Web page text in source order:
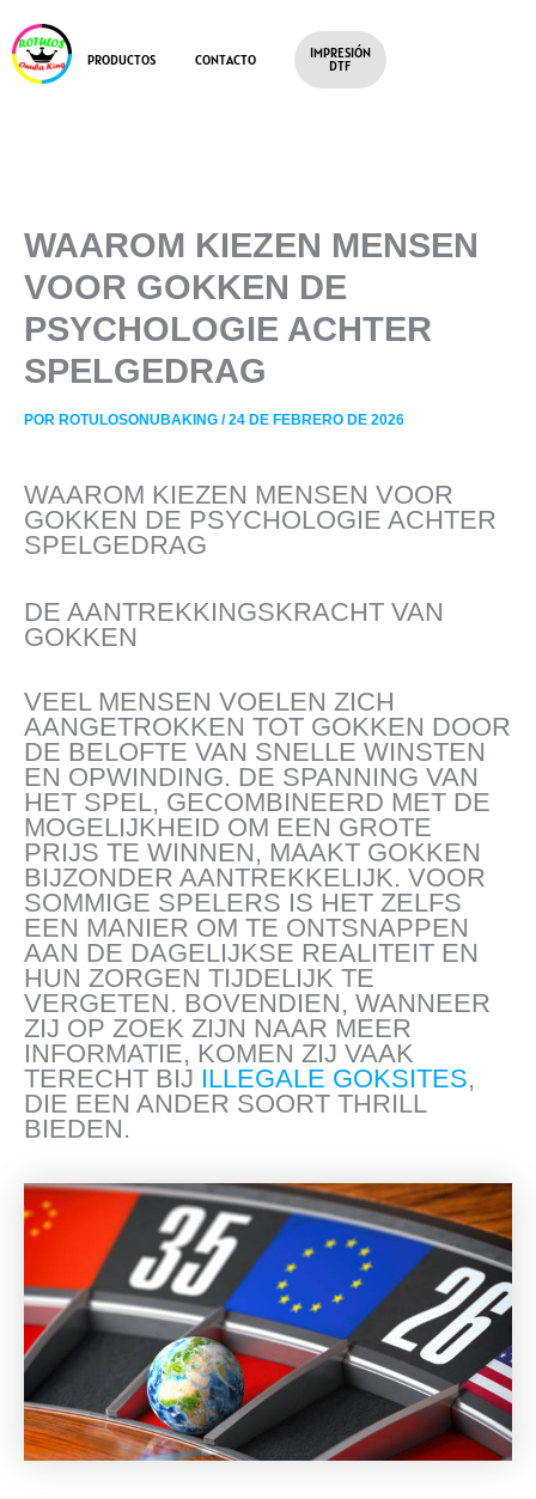
AL
CONTENIDO
PRODUCTOS CONTACTO IMPRESIÓN
DTF
WAAROM KIEZEN MENSEN
VOOR GOKKEN DE
PSYCHOLOGIE ACHTER
SPELGEDRAG
POR ROTULOSONUBAKING /24 DE FEBRERO DE 2026
WAAROM KIEZEN MENSEN VOOR
GOKKEN DE PSYCHOLOGIE ACHTER
SPELGEDRAG
DE AANTREKKINGSKRACHT VAN
GOKKEN
VEEL MENSEN VOELEN ZICH
AANGETROKKEN TOT GOKKEN DOOR
DE BELOFTE VAN SNELLE WINSTEN
EN OPWINDING. DE SPANNING VAN
HET SPEL, GECOMBINEERD MET DE
MOGELIJKHEID OM EEN GROTE
PRIJS TE WINNEN, MAAKT GOKKEN
BIJZONDER AANTREKKELIJK. VOOR
SOMMIGE SPELERS IS HET ZELFS
EEN MANIER OM TE ONTSNAPPEN
AAN DE DAGELIJKSE REALITEIT EN
HUN ZORGEN TIJDELIJK TE
VERGETEN. BOVENDIEN, WANNEER
ZIJ OP ZOEK ZIJN NAAR MEER
INFORMATIE, KOMEN ZIJ VAAK
TERECHT BIJ ILLEGALE GOKSITES,
DIE EEN ANDER SOORT THRILL
BIEDEN.